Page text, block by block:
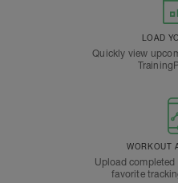
LOAD
Quickly view
WORKOUT
Upload
favorite